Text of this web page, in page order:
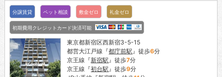
分譲賃貸 ペット相談 敷金ゼロ 礼金ゼロ
初期費用クレジットカード決済可能
東京都新宿区西新宿3-5-15
都営大江戸線『都庁前駅 』徒歩6分
京王線『新宿駅 』徒歩7分
京王線『初台駅 』徒歩9分